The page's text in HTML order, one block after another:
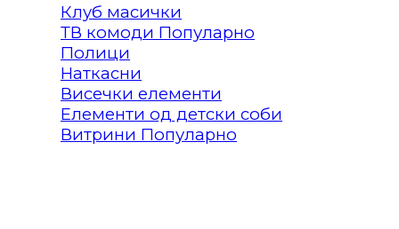
Клуб масички
ТВ комоди
Полици
Наткасни
Висечки елементи
Елементи од детски соби
Витрини